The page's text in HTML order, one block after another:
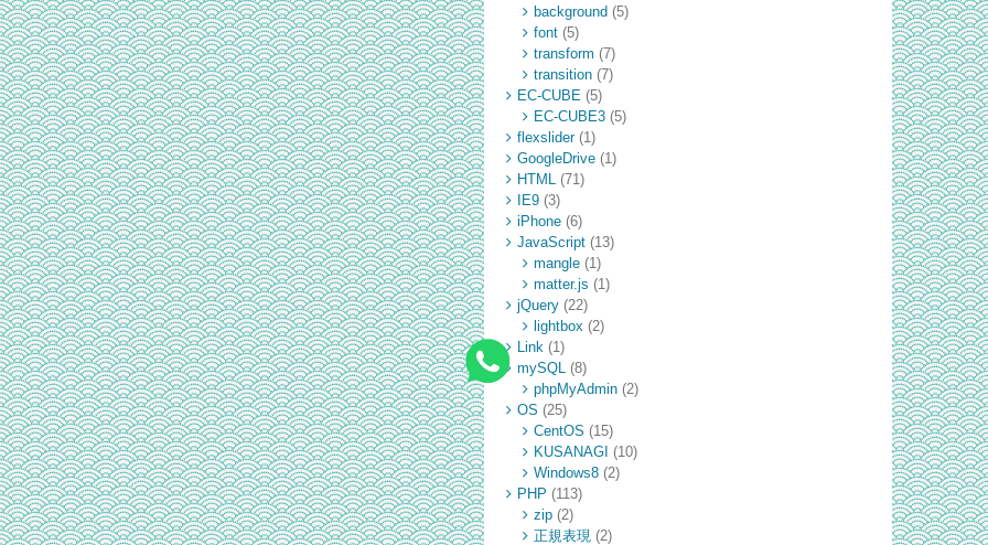
す、
直
リ
ン
ク
禁
止
な
ど
の
設
定
【kusanagi
OS】
background (5)
font(5)
transform (7)
transition(7)
EC-CUBE (5)
EC-CUBE3(5)
flexslider(1)
GoogleDrive(1)
HTML
(71)
IE9(3)
iPhone(6)
JavaScript(13)
mangle(1)
matter.js (1)
jQuery(22)
lightbox (2)
Link (1)
mySQL
(8)
phpMyAdmin(2)
OS (25)
CentOS (15)
KUSANAGI (10)
Windows8(2)
PHP (113)
zip(2)
正規表現 (2)